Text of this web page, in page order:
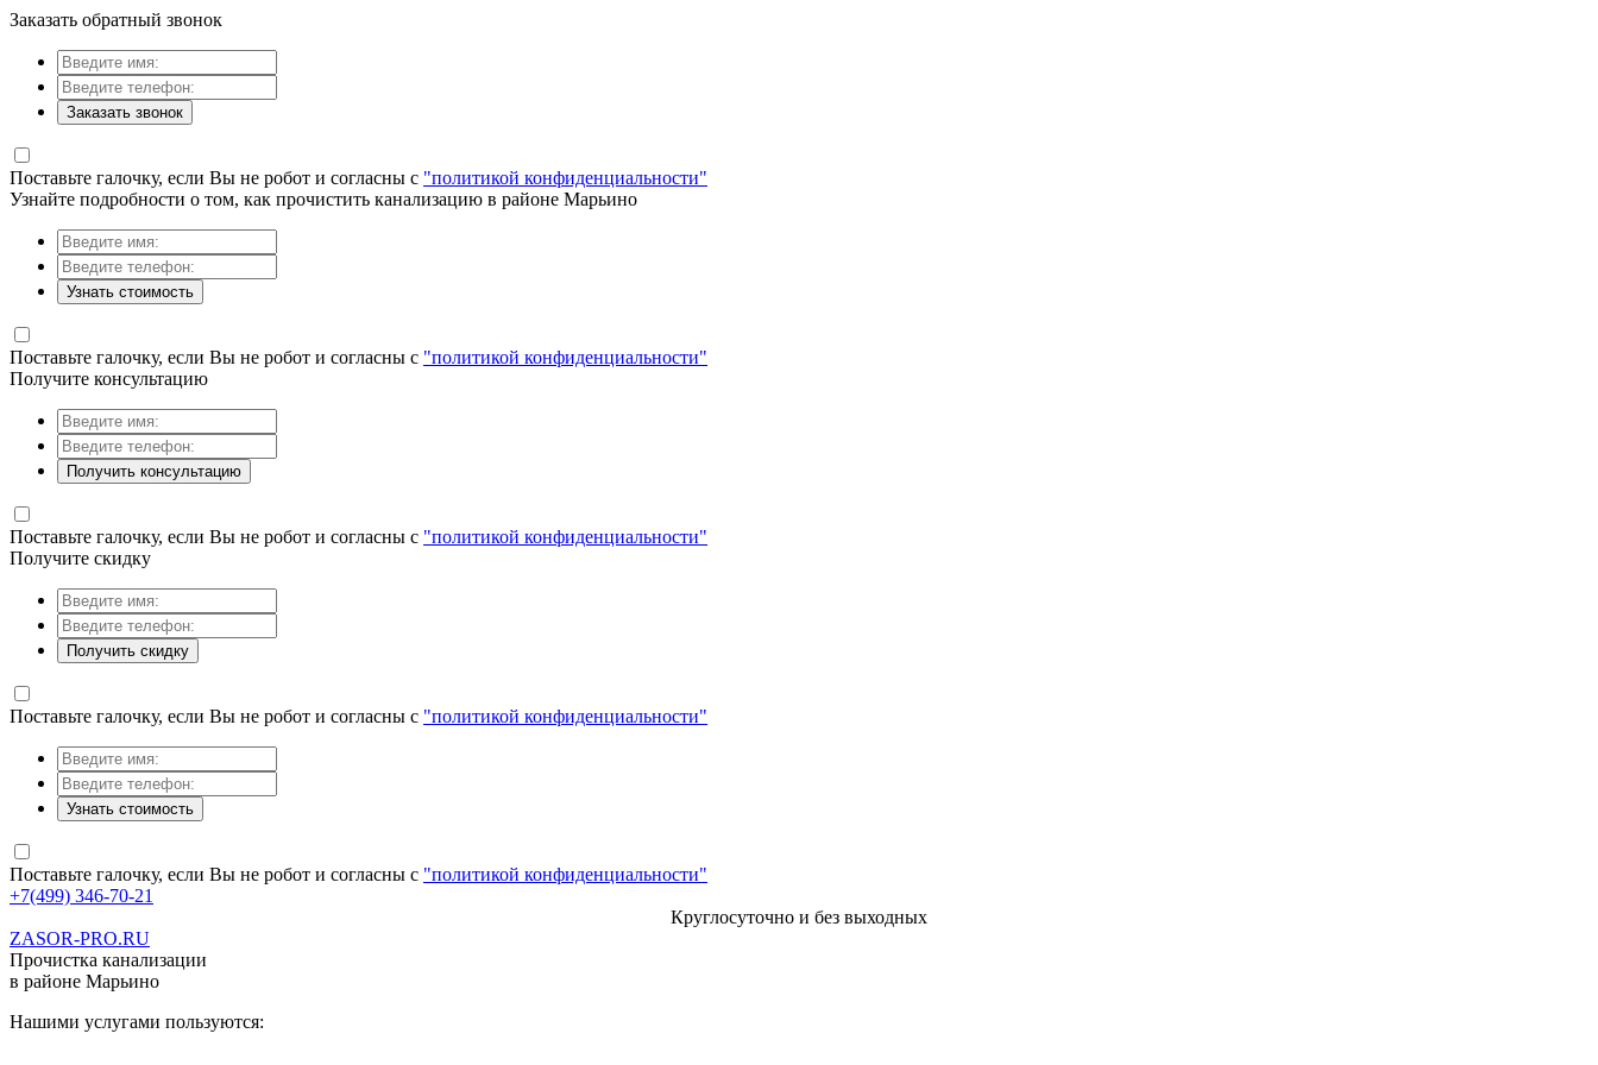
Заказать обратный звонок
Заказать звонок
Поставьте галочку, если Вы не робот и согласны с "политикой конфиденциальности"
Узнайте подробности о том, как прочистить канализацию в районе Марьино
Узнать стоимость
Поставьте галочку, если Вы не робот и согласны с "политикой конфиденциальности"
Получите консультацию
Получить консультацию
Поставьте галочку, если Вы не робот и согласны с "политикой конфиденциальности"
Получите скидку
Получить скидку
Поставьте галочку, если Вы не робот и согласны с "политикой конфиденциальности"
Узнать стоимость
Поставьте галочку, если Вы не робот и согласны с "политикой конфиденциальности"
+7(499) 346-70-21
Круглосуточно и без выходных
ZASOR-PRO.RU
Прочистка канализации
в районе Марьино
Нашими услугами пользуются: